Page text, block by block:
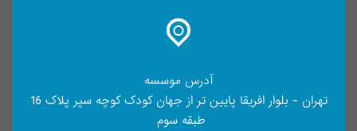
آدرس موسسه
تهران - بلوار افریقا پایین تر از جهان کودک کوچه سپر پلاک 16
طبقه سوم